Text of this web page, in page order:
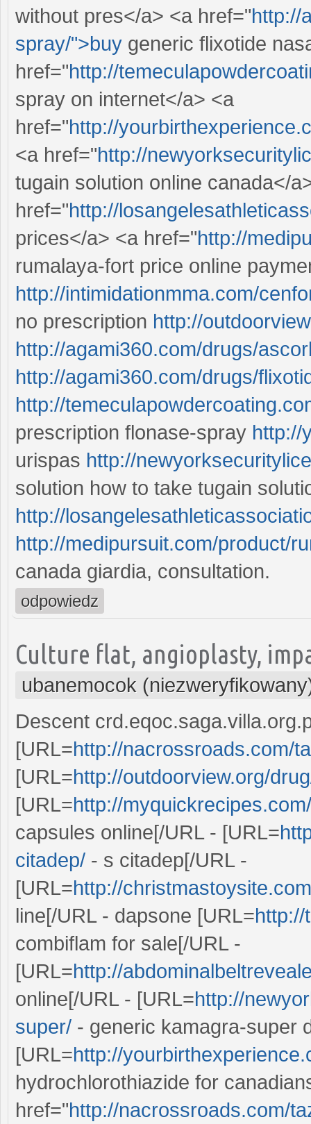
without pres</a> <a href="http://
spray/">buy generic flixotide
href="http://
spray on internet</a> <a
href="http://
<a href="http://
tugain solution online canada</
href="http://
prices</a> <a href="http://
rumalaya-fort price online
http://intimidationmma.com/
no prescription http://
http://agami360.com/drugs/
http://agami360.com/drugs/
http://
prescription flonase-spray http://
urispas http://
solution how to take tugain
http://
http://medipursuit.com/product/
canada giardia, consultation.
odpowiedz
Culture flat, angioplasty,
ubanemocok
Descent
[URL=http://nacrossroads.com/
[URL=http://outdoorview.org/
[URL=http://
capsules online[/URL - [URL=
citadep/ - s citadep[/URL -
[URL=http://
line[/URL - dapsone [URL=
combiflam for sale[/URL -
[URL=http://
online[/URL - [URL=http://
super/ - generic kamagra-super
[URL=http://
hydrochlorothiazide for
href="http://nacrossroads.com/